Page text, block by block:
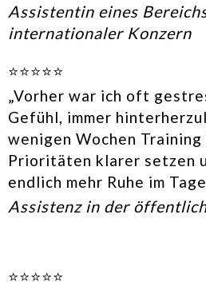
Assistentin eines
internationaler Konzern
⭐⭐⭐⭐⭐
„Vorher war ich oft
Gefühl, immer
wenigen Wochen Training
Prioritäten klarer setzen
endlich mehr Ruhe im
Assistenz in der
⭐⭐⭐⭐⭐